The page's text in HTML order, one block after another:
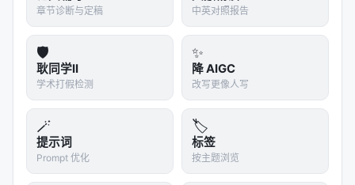
章节诊断与定稿 中英对照报告
🛡️
耿同学II
学术打假检测
✨
降 AIGC
改写更像人写
🪄
提示词
Prompt 优化
🏷️
标签
按主题浏览